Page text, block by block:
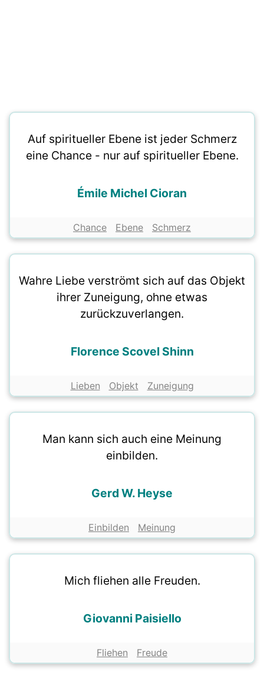
Auf spiritueller Ebene ist jeder Schmerz
eine Chance - nur auf spiritueller Ebene.
Émile Michel Cioran
Chance Ebene Schmerz
Wahre Liebe verströmt sich auf das Objekt
ihrer Zuneigung, ohne etwas
zurückzuverlangen.
Florence Scovel Shinn
Lieben Objekt Zuneigung
Man kann sich auch eine Meinung
einbilden.
Gerd W. Heyse
Einbilden Meinung
Mich fliehen alle Freuden.
Giovanni Paisiello
Fliehen Freude